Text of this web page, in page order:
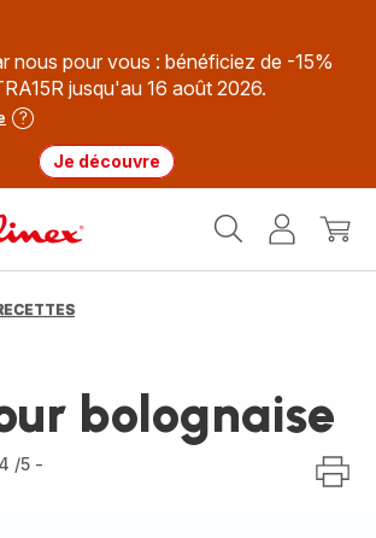
nous pour vous : bénéficiez de -15%
jusqu'au 16 août 2026.
Je découvre
MonMon
bolognaise
4 /5 -